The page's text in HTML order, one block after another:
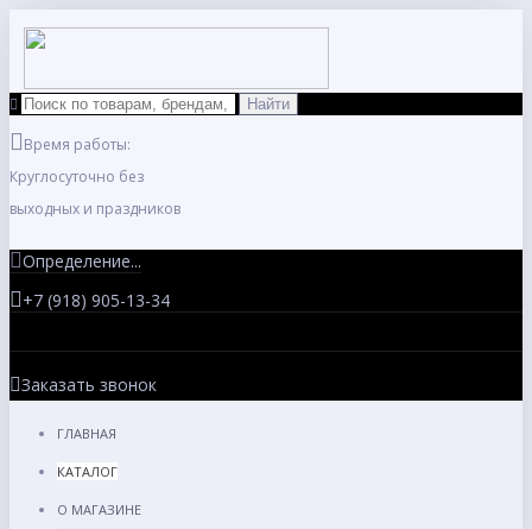
Время работы:
Круглосуточно без
выходных и праздников
Определение...
+7 (918) 905-13-34
Заказать звонок
ГЛАВНАЯ
КАТАЛОГ
О МАГАЗИНЕ